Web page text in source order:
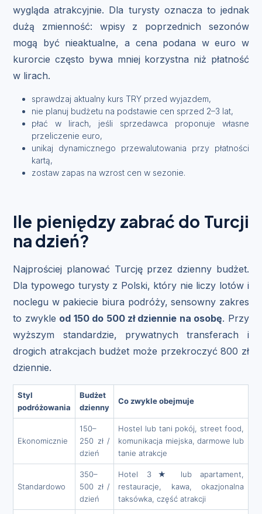
wygląda atrakcyjnie. Dla turysty oznacza to jednak
dużą zmienność: wpisy z poprzednich sezonów
mogą być nieaktualne, a cena podana w euro w
kurorcie często bywa mniej korzystna niż płatność
w lirach.
sprawdzaj aktualny kurs TRY przed wyjazdem,
nie planuj budżetu na podstawie cen sprzed 2–3 lat,
płać w lirach, jeśli sprzedawca proponuje własne
przeliczenie euro,
unikaj dynamicznego przewalutowania przy płatności
kartą,
zostaw zapas na wzrost cen w sezonie.
Ile pieniędzy zabrać do Turcji
na dzień?
Najprościej planować Turcję przez dzienny budżet.
Dla typowego turysty z Polski, który nie liczy lotów i
noclegu w pakiecie biura podróży, sensowny zakres
to zwykle od 150 do 500 zł dziennie na osobę. Przy
wyższym standardzie, prywatnych transferach i
drogich atrakcjach budżet może przekroczyć 800 zł
dziennie.
Styl
podróżowania
Budżet
dzienny
Co zwykle obejmuje
Ekonomicznie
150–
250 zł /
dzień
Hostel lub tani pokój, street food,
komunikacja miejska, darmowe lub
tanie atrakcje
Standardowo
350–
500 zł /
dzień
Hotel 3★ lub apartament,
restauracje, kawa, okazjonalna
taksówka, część atrakcji